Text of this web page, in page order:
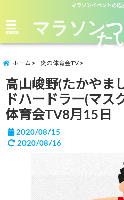
マラソンイベントの応
menu マラソンた
ホーム 炎の体育会TV
高山峻野(たかやま
ドハードラー(マス
体育会TV8月15日
2020/08/15
2020/08/16